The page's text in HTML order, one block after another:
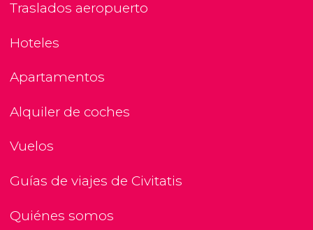
Traslados aeropuerto
Hoteles
Apartamentos
Alquiler de coches
Vuelos
Guías de viajes de Civitatis
Quiénes somos